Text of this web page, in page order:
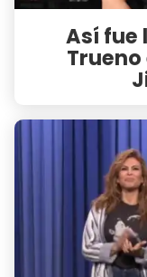
Así fue